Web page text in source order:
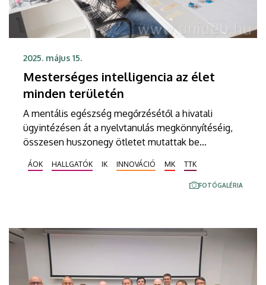
2025. május 15.
Mesterséges intelligencia az élet
minden területén
A mentális egészség megőrzésétől a hivatali
ügyintézésen át a nyelvtanulás megkönnyítéséig,
összesen huszonegy ötletet mutattak be
debreceni hallgatók az első alkalommal
megrendezett, hackAIthon nevű ötletversenyen
május 14-én, szerdán a Debreceni Egyetem
ÁOK HALLGATÓK IK INNOVÁCIÓ MK TTK
FOTÓGALÉRIA